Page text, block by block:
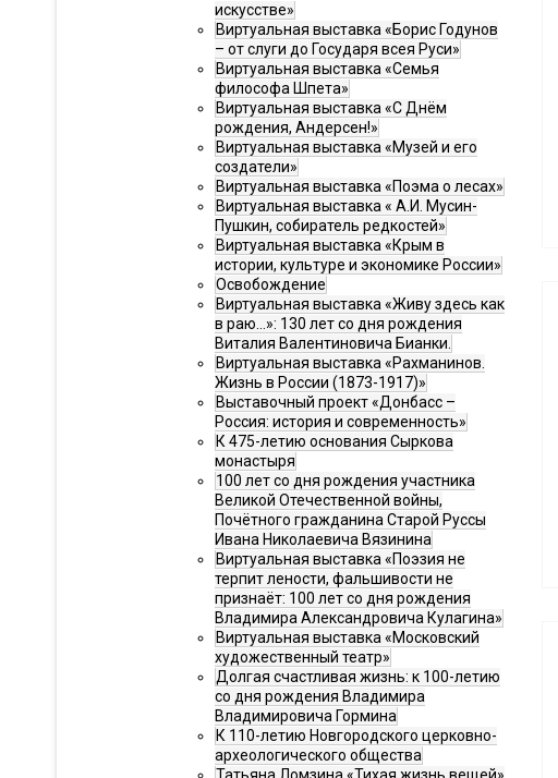
искусстве»
Виртуальная выставка «Борис Годунов
– от слуги до Государя всея Руси»
Виртуальная выставка «Семья
философа Шпета»
Виртуальная выставка «С Днём
рождения, Андерсен!»
Виртуальная выставка «Музей и его
создатели»
Виртуальная выставка «Поэма о лесах»
Виртуальная выставка « А.И. Мусин-
Пушкин, собиратель редкостей»
Виртуальная выставка «Крым в
истории, культуре и экономике России»
Освобождение
Виртуальная выставка «Живу здесь как
в раю…»: 130 лет со дня рождения
Виталия Валентиновича Бианки.
Виртуальная выставка «Рахманинов.
Жизнь в России (1873-1917)»
Выставочный проект «Донбасс –
Россия: история и современность»
К 475-летию основания Сыркова
монастыря
100 лет со дня рождения участника
Великой Отечественной войны,
Почётного гражданина Старой Руссы
Ивана Николаевича Вязинина
Виртуальная выставка «Поэзия не
терпит лености, фальшивости не
признаёт: 100 лет со дня рождения
Владимира Александровича Кулагина»
Виртуальная выставка «Московский
художественный театр»
Долгая счастливая жизнь: к 100-летию
со дня рождения Владимира
Владимировича Гормина
К 110-летию Новгородского церковно-
археологического общества